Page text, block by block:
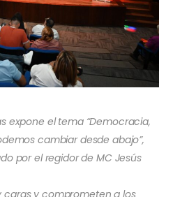
expone el tema “Democracia,
cambiar desde abajo”,
por el regidor de MC Jesús